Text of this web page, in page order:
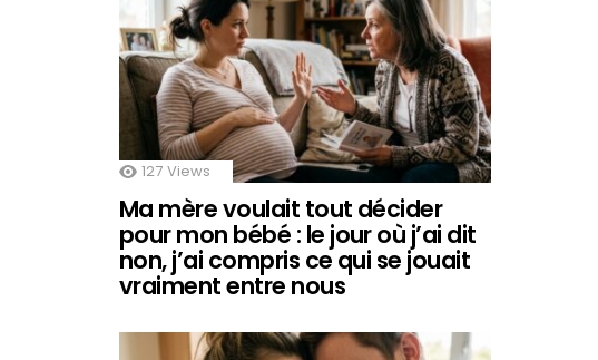
127 Views
Ma mère voulait tout décider
pour mon bébé : le jour où j’ai dit
non, j’ai compris ce qui se jouait
vraiment entre nous